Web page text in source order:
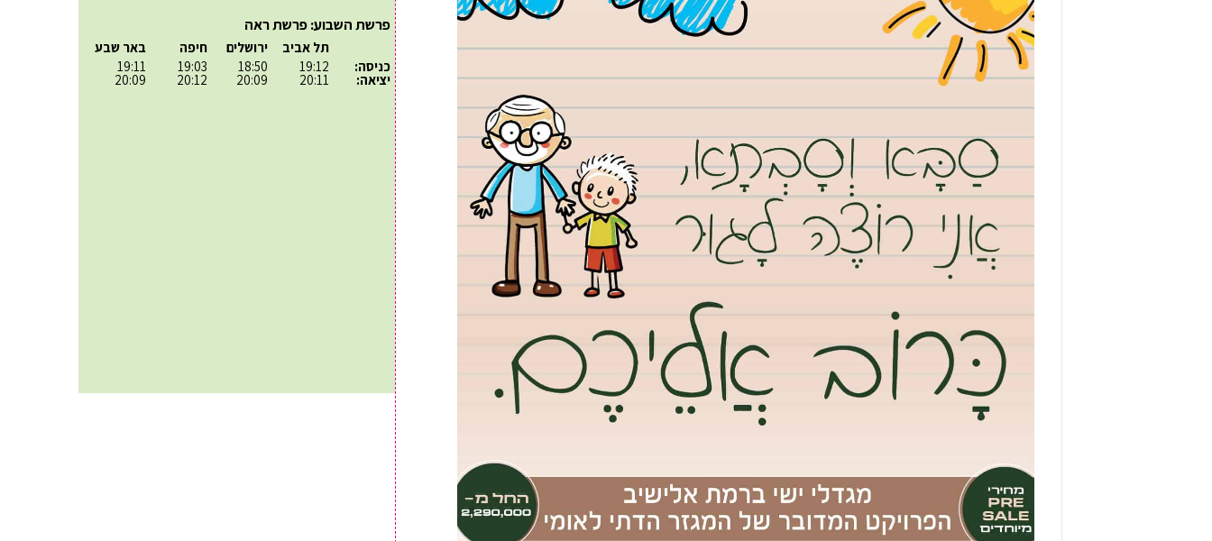
פרשת השבוע: פרשת ראה
כניסה:
יציאה:
תל אביב
19:12
20:11
ירושלים
18:50
20:09
חיפה
19:03
20:12
באר שבע
19:11
20:09